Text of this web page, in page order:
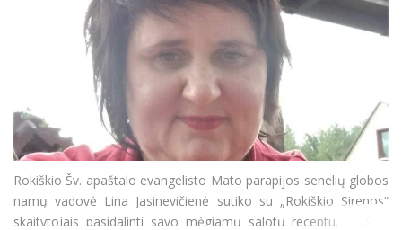
Rokiškio Šv. apaštalo evangelisto Mato parapijos senelių globos
namų vadovė Lina Jasinevičienė sutiko su „Rokiškio Sirenos“
skaitytojais pasidalinti savo mėgiamų salotų receptu. „Šias